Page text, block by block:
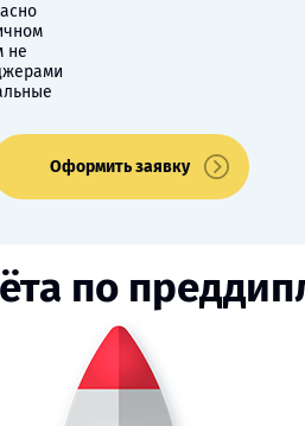
не
Оформить заявку
по